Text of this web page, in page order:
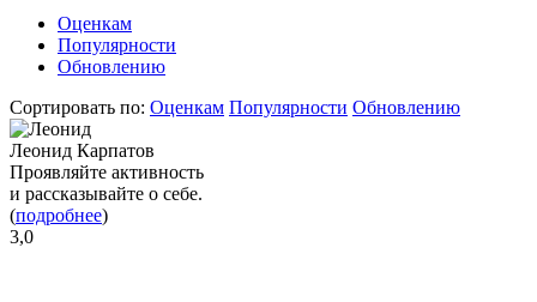
Оценкам
Популярности
Обновлению
Сортировать по: Оценкам Популярности Обновлению
Леонид Карпатов
Проявляйте активность
и рассказывайте о себе.
(подробнее)
3,0